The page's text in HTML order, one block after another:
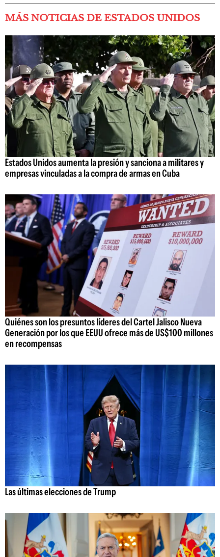
MÁS NOTICIAS DE ESTADOS UNIDOS
Estados Unidos aumenta la presión y sanciona a militares y
empresas vinculadas a la compra de armas en Cuba
Quiénes son los presuntos líderes del Cartel Jalisco Nueva
Generación por los que EEUU ofrece más de US$100 millones
en recompensas
Las últimas elecciones de Trump